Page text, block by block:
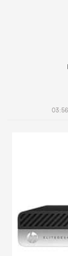
03:56